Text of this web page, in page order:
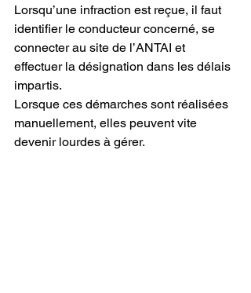
Lorsqu’une infraction est reçue, il faut
identifier le conducteur concerné, se
connecter au site de l’ANTAI et
effectuer la désignation dans les délais
impartis.
Lorsque ces démarches sont réalisées
manuellement, elles peuvent vite
devenir lourdes à gérer.